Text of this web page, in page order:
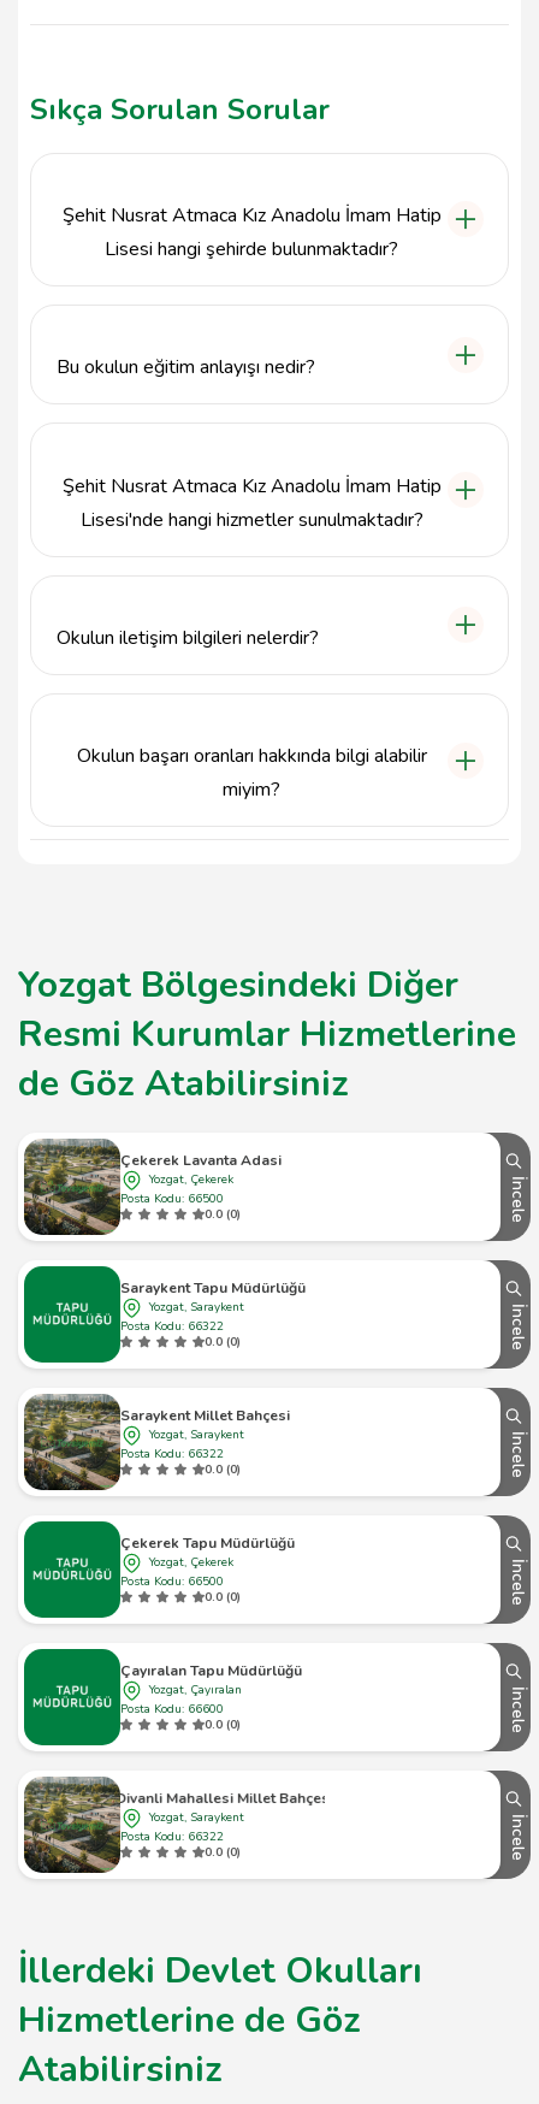
Sıkça Sorulan Sorular
Şehit Nusrat Atmaca Kız Anadolu İmam Hatip
Lisesi hangi şehirde bulunmaktadır?
Bu okulun eğitim anlayışı nedir?
Şehit Nusrat Atmaca Kız Anadolu İmam Hatip
Lisesi'nde hangi hizmetler sunulmaktadır?
etkinlikler ile bireysel gelişimlerini desteklemektedir.
Okulun iletişim bilgileri nelerdir?
Sitesi İmam Hatip Lisesi Blok No: 95 İç Kapı No: 1
Okulun başarı oranları hakkında bilgi alabilir
miyim?
Şehit Nusrat Atmaca Kız Anadolu İmam Hatip Lisesi,
Yozgat Bölgesindeki Diğer
Resmi Kurumlar Hizmetlerine
de Göz Atabilirsiniz
Çekerek Lavanta Adasi
Yozgat, Çekerek
Posta Kodu: 66500
0.0 (0)
İncele
Saraykent Tapu Müdürlüğü
Yozgat, Saraykent
Posta Kodu: 66322
0.0 (0)
İncele
Saraykent Millet Bahçesi
Yozgat, Saraykent
Posta Kodu: 66322
0.0 (0)
İncele
Çekerek Tapu Müdürlüğü
Yozgat, Çekerek
Posta Kodu: 66500
0.0 (0)
İncele
Çayıralan Tapu Müdürlüğü
Yozgat, Çayıralan
Posta Kodu: 66600
0.0 (0)
İncele
Divanli Mahallesi Millet Bahçesi
Yozgat, Saraykent
Posta Kodu: 66322
0.0 (0)
İncele
İllerdeki Devlet Okulları
Hizmetlerine de Göz
Atabilirsiniz